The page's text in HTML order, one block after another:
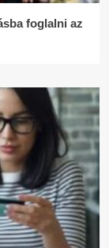
foglalni az